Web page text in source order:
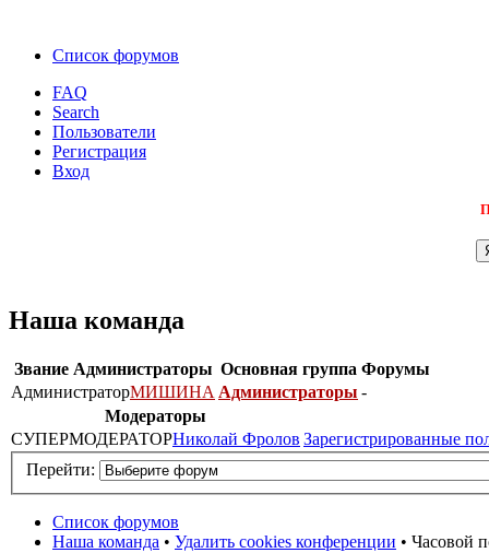
Список форумов
FAQ
Search
Пользователи
Регистрация
Вход
Наша команда
Звание Администраторы Основная группа Форумы
АдминистраторМИШИНА Администраторы -
Модераторы
СУПЕРМОДЕРАТОРНиколай Фролов Зарегистрированные
Перейти:
Список форумов
Наша команда • Удалить cookies конференции • Часовой